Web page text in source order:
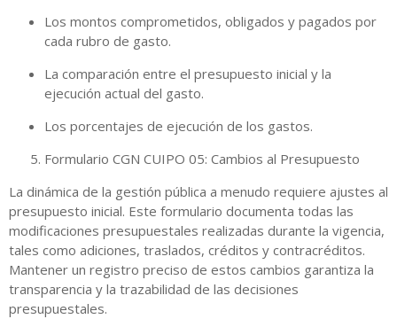
Los montos comprometidos, obligados y pagados por
cada rubro de gasto.
La comparación entre el presupuesto inicial y la
ejecución actual del gasto.
Los porcentajes de ejecución de los gastos.
Formulario CGN CUIPO 05: Cambios al Presupuesto
La dinámica de la gestión pública a menudo requiere ajustes al
presupuesto inicial. Este formulario documenta todas las
modificaciones presupuestales realizadas durante la vigencia,
tales como adiciones, traslados, créditos y contracréditos.
Mantener un registro preciso de estos cambios garantiza la
transparencia y la trazabilidad de las decisiones
presupuestales.